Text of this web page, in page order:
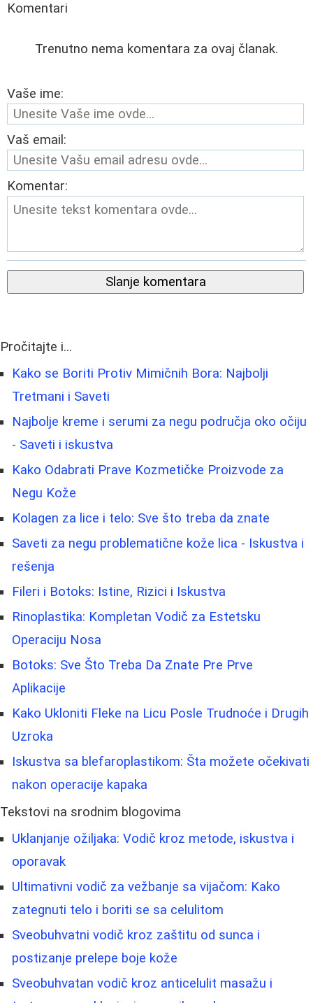
Komentari
Trenutno nema komentara za ovaj članak.
Vaše ime:
Vaš email:
Komentar:
Slanje komentara
Pročitajte i...
Kako se Boriti Protiv Mimičnih Bora: Najbolji
Tretmani i Saveti
Najbolje kreme i serumi za negu područja oko očiju
- Saveti i iskustva
Kako Odabrati Prave Kozmetičke Proizvode za
Negu Kože
Kolagen za lice i telo: Sve što treba da znate
Saveti za negu problematične kože lica - Iskustva i
rešenja
Fileri i Botoks: Istine, Rizici i Iskustva
Rinoplastika: Kompletan Vodič za Estetsku
Operaciju Nosa
Botoks: Sve Što Treba Da Znate Pre Prve
Aplikacije
Kako Ukloniti Fleke na Licu Posle Trudnoće i Drugih
Uzroka
Iskustva sa blefaroplastikom: Šta možete očekivati
nakon operacije kapaka
Tekstovi na srodnim blogovima
Uklanjanje ožiljaka: Vodič kroz metode, iskustva i
oporavak
Ultimativni vodič za vežbanje sa vijačom: Kako
zategnuti telo i boriti se sa celulitom
Sveobuhvatni vodič kroz zaštitu od sunca i
postizanje prelepe boje kože
Sveobuhvatan vodič kroz anticelulit masažu i